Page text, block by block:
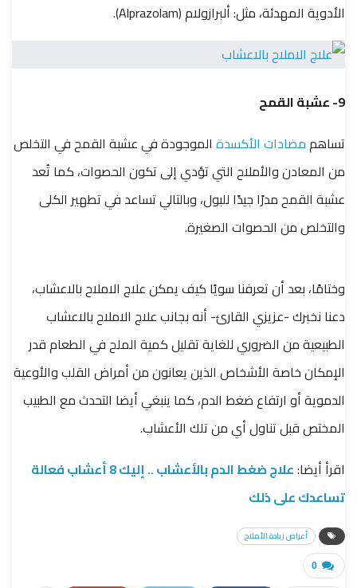
الأدوية المهدئة، مثل: ألبرازولام (Alprazolam).
9- عشبة القمح
تساهممضادات الأكسدة الموجودة في عشبة القمح في التخلص
من المعادن والأملاح التي تؤدي إلى تكون الحصوات، كما تُعد
عشبة القمح مدرًا جيدًا للبول، وبالتالي تساعد في تطهير الكلى
والتخلص من الحصوات الصغيرة.
وختامًا، بعد أن تعرفنا سويًا كيف يمكن علاج الاملاح بالاعشاب،
دعنا نخبرك -عزيزي القارئ- أنه بجانب علاج الاملاح بالاعشاب
الطبيعية من الضروري للغاية تقليل كمية الملح في الطعام قدر
الإمكان خاصة الأشخاص الذين يعانون من أمراض القلب والأوعية
الدموية أو ارتفاع ضغط الدم، كما ينبغي أيضا التحدث مع الطبيب
المختص قبل تناول أي من تلك الأعشاب.
اقرأ أيضا:
علاج ضغط الدم بالأعشاب .. إليك 8 أعشاب فعالة
تساعدك على ذلك
أعراض زيادة الأملاح
0